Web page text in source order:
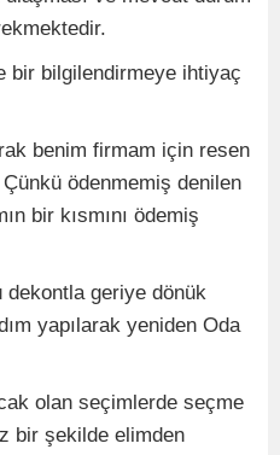
bir bilgilendirmeye ihtiyaç
benim firmam için resen
ödenmemiş denilen
bir kısmını ödemiş
dekontla geriye dönük
yapılarak yeniden Oda
olan seçimlerde seçme
bir şekilde elimden